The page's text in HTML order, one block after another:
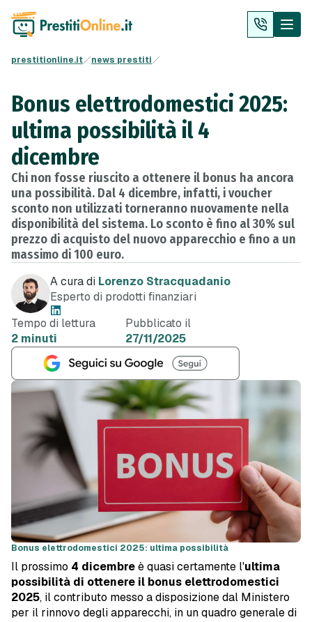
prestitionline.it news prestiti
Bonus elettrodomestici 2025:
ultima possibilità il 4
dicembre
Chi non fosse riuscito a ottenere il bonus ha ancora
una possibilità. Dal 4 dicembre, infatti, i voucher
sconto non utilizzati torneranno nuovamente nella
disponibilità del sistema. Lo sconto è fino al 30% sul
prezzo di acquisto del nuovo apparecchio e fino a un
massimo di 100 euro.
A cura di Lorenzo Stracquadanio
Esperto di prodotti finanziari
Tempo di lettura
2 minuti
Pubblicato il
27/11/2025
Bonus elettrodomestici 2025: ultima possibilità
Il prossimo 4 dicembreè quasi certamente l'ultima
possibilità di ottenere il bonus elettrodomestici
2025, il contributo messo a disposizione dal Ministero
per il rinnovo degli apparecchi, in un quadro generale di